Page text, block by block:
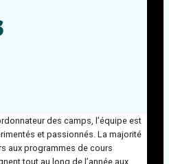
des camps, l’équipe est
et passionnés. La majorité
aux programmes de cours
tout au long de l’année aux